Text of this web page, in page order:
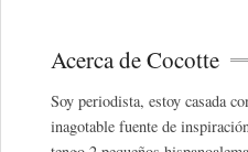
Acerca de Cocotte
Soy periodista, estoy casada
inagotable fuente de